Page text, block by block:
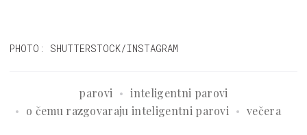
PHOTO: SHUTTERSTOCK/INSTAGRAM
parovi
inteligentni parovi
o čemu razgovaraju inteligentni parovi
večera